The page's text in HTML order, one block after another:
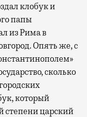
клобук и
папы
из Рима в
Опять же, с
сколько
который
степени царский